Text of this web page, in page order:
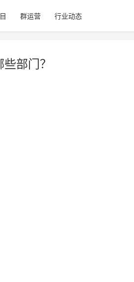
群运营 行业动态
部门？